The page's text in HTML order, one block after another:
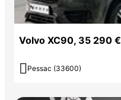
Volvo XC90, 35 290 €
 Pessac (33600)